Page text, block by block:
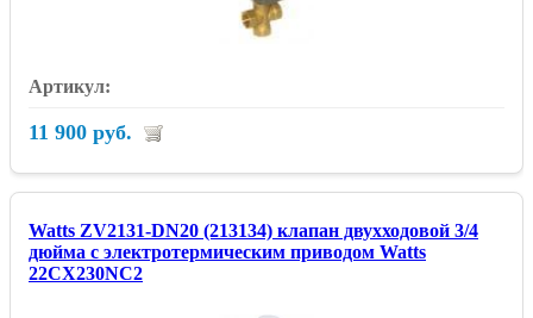
11 900 руб.
Watts ZV2131-DN20 (213134) клапан двухходовой 3/4
дюйма с электротермическим приводом Watts
22CX230NC2